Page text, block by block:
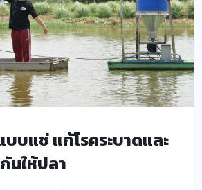
บแช่ แก้โรคระบาดและ
นให้ปลา